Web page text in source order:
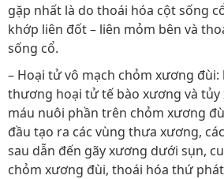
gặp nhất là do thoái hóa cột sống
khớp liên đốt – liên mỏm bên và
sống cổ.
– Hoại tử vô mạch chỏm xương đùi:
thương hoại tử tế bào xương và
máu nuôi phần trên chỏm xương
đầu tạo ra các vùng thưa xương,
sau dẫn đến gãy xương dưới sụn,
chỏm xương đùi, thoái hóa thứ